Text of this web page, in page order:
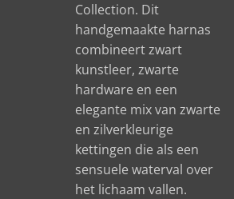
Collection. Dit
handgemaakte harnas
combineert zwart
kunstleer, zwarte
hardware en een
elegante mix van zwarte
en zilverkleurige
kettingen die als een
sensuele waterval over
het lichaam vallen.